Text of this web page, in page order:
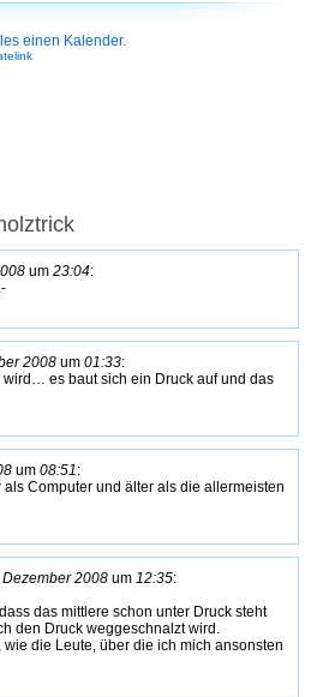
einen Kalender.
um 23:04:
2008 um 01:33:
es baut sich ein Druck auf und das
um 08:51 :
Computer und älter als die allermeisten
Dezember 2008 um 12:35:
das mittlere schon unter Druck steht
den Druck weggeschnalzt wird.
die Leute, über die ich mich ansonsten